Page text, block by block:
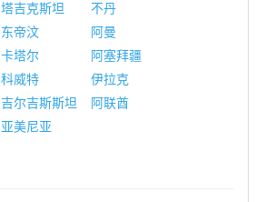
塔吉克斯坦
不丹
东帝汶
阿曼
卡塔尔
阿塞拜疆
科威特
伊拉克
吉尔吉斯斯坦
阿联酋
亚美尼亚